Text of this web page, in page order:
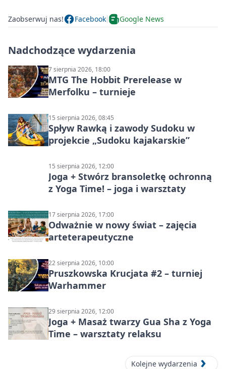
Zaobserwuj nas! Facebook Google News
Nadchodzące wydarzenia
7 sierpnia 2026, 18:00
MTG The Hobbit Prerelease w
Merfolku – turnieje
15 sierpnia 2026, 08:45
Spływ Rawką i zawody Sudoku w
projekcie „Sudoku kajakarskie”
15 sierpnia 2026, 12:00
Joga + Stwórz bransoletkę ochronną
z Yoga Time! – joga i warsztaty
17 sierpnia 2026, 17:00
Odważnie w nowy świat – zajęcia
arteterapeutyczne
22 sierpnia 2026, 10:00
Pruszkowska Krucjata #2 – turniej
Warhammer
29 sierpnia 2026, 12:00
Joga + Masaż twarzy Gua Sha z Yoga
Time – warsztaty relaksu
Kolejne wydarzenia